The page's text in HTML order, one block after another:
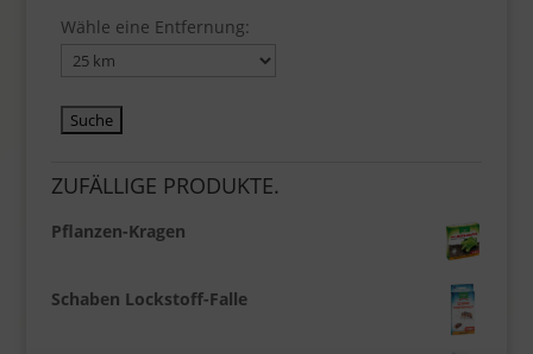
Wähle eine Entfernung:
ZUFÄLLIGE PRODUKTE.
Pflanzen-Kragen
Schaben Lockstoff-Falle